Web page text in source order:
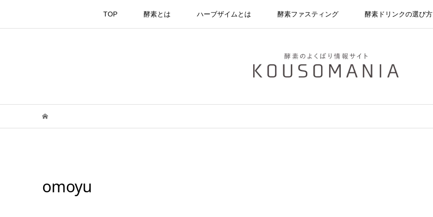
TOP 酵素とは ハーブザイムとは 酵素ファスティング 酵素ドリンクの選び方
omoyu